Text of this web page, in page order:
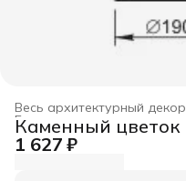
Весь архитектурный декор
Главная ›
Каменный цветок
1 627 ₽